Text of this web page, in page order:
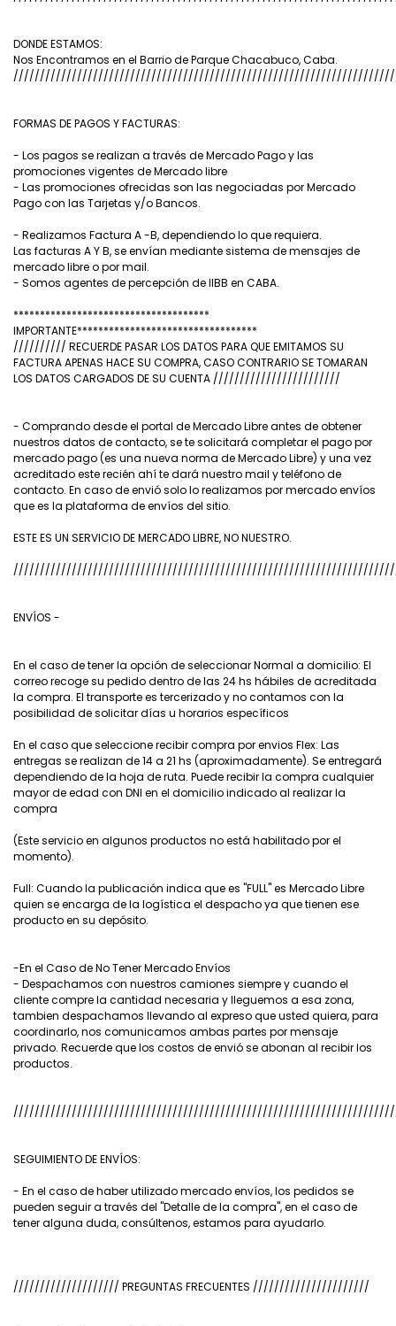
DONDE ESTAMOS:
Nos Encontramos en el Barrio de Parque Chacabuco, Caba.
FORMAS DE PAGOS Y FACTURAS:
- Los pagos se realizan a través de Mercado Pago y las
promociones vigentes de Mercado libre
- Las promociones ofrecidas son las negociadas por Mercado
Pago con las Tarjetas y/o Bancos.
- Realizamos Factura A -B, dependiendo lo que requiera.
Las facturas A Y B, se envían mediante sistema de mensajes de
mercado libre o por mail.
- Somos agentes de percepción de IIBB en CABA.
*************************************
IMPORTANTE**********************************
////////// RECUERDE PASAR LOS DATOS PARA QUE EMITAMOS SU
FACTURA APENAS HACE SU COMPRA, CASO CONTRARIO SE TOMARAN
LOS DATOS CARGADOS DE SU CUENTA ////////////////////////
- Comprando desde el portal de Mercado Libre antes de obtener
nuestros datos de contacto, se te solicitará completar el pago por
mercado pago (es una nueva norma de Mercado Libre) y una vez
acreditado este recién ahí te dará nuestro mail y teléfono de
contacto. En caso de envió solo lo realizamos por mercado envíos
que es la plataforma de envíos del sitio.
ESTE ES UN SERVICIO DE MERCADO LIBRE, NO NUESTRO.
ENVÍOS -
En el caso de tener la opción de seleccionar Normal a domicilio: El
correo recoge su pedido dentro de las 24 hs hábiles de acreditada
la compra. El transporte es tercerizado y no contamos con la
posibilidad de solicitar días u horarios específicos
En el caso que seleccione recibir compra por envios Flex: Las
entregas se realizan de 14 a 21 hs (aproximadamente). Se entregará
dependiendo de la hoja de ruta. Puede recibir la compra cualquier
mayor de edad con DNI en el domicilio indicado al realizar la
compra
(Este servicio en algunos productos no está habilitado por el
momento).
Full: Cuando la publicación indica que es "FULL" es Mercado Libre
quien se encarga de la logística el despacho ya que tienen ese
producto en su depósito.
-En el Caso de No Tener Mercado Envíos
- Despachamos con nuestros camiones siempre y cuando el
cliente compre la cantidad necesaria y lleguemos a esa zona,
tambien despachamos llevando al expreso que usted quiera, para
coordinarlo, nos comunicamos ambas partes por mensaje
privado. Recuerde que los costos de envió se abonan al recibir los
productos.
SEGUIMIENTO DE ENVÍOS:
- En el caso de haber utilizado mercado envíos, los pedidos se
pueden seguir a través del "Detalle de la compra", en el caso de
tener alguna duda, consúltenos, estamos para ayudarlo.
//////////////////// PREGUNTAS FRECUENTES //////////////////////